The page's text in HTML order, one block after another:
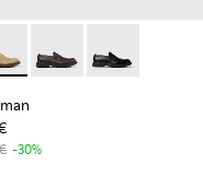
en cuir marron
en cuir noir Pour
- K101001-008 -
Norman - K101001-
Norman -
-30%